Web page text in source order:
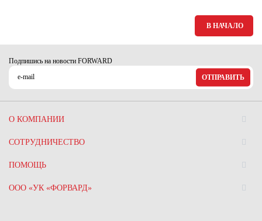
В НАЧАЛО
Подпишись на новости FORWARD
ОТПРАВИТЬ
О КОМПАНИИ
СОТРУДНИЧЕСТВО
ПОМОЩЬ
ООО «УК «ФОРВАРД»